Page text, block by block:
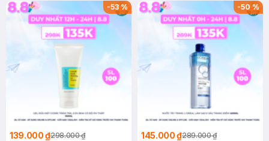
-53%
139.000 ₫298.000 ₫
-50%
145.000 ₫289.000 ₫